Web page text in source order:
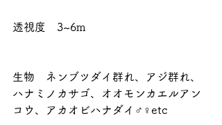
透視度　3~6m
生物　ネンブツダイ群れ、アジ群れ、
ハナミノカサゴ、オオモンカエルアン
コウ、アカオビハナダイ♂♀etc